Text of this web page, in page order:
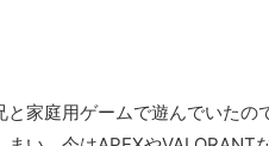
と家庭用ゲームで遊んでいた